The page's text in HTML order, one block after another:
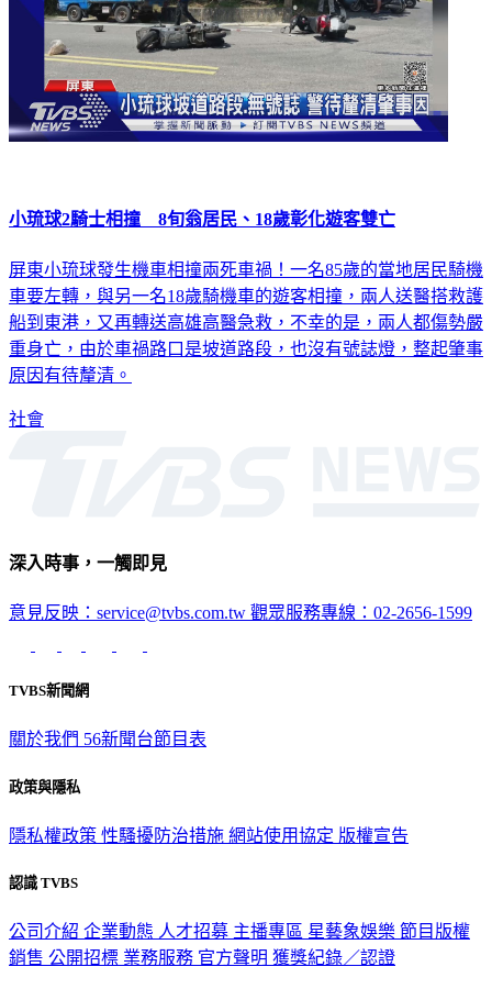
小琉球2騎士相撞 8旬翁居民、18歲彰化遊客雙亡
屏東小琉球發生機車相撞兩死車禍！一名85歲的當地居民騎機
車要左轉，與另一名18歲騎機車的遊客相撞，兩人送醫搭救護
船到東港，又再轉送高雄高醫急救，不幸的是，兩人都傷勢嚴
重身亡，由於車禍路口是坡道路段，也沒有號誌燈，整起肇事
原因有待釐清。
社會
深入時事，一觸即見
意見反映：service@tvbs.com.tw 觀眾服務專線：02-2656-1599
TVBS新聞網
關於我們 56新聞台節目表
政策與隱私
隱私權政策 性騷擾防治措施 網站使用協定 版權宣告
認識 TVBS
公司介紹 企業動態 人才招募 主播專區 星藝象娛樂 節目版權
銷售 公開招標 業務服務 官方聲明 獲獎紀錄／認證